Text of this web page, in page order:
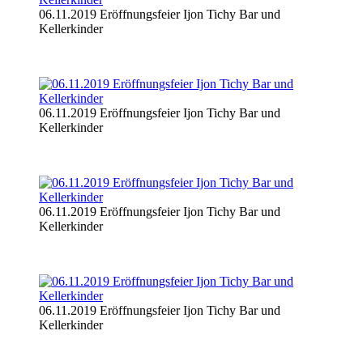
06.11.2019 Eröffnungsfeier Ijon Tichy Bar und
Kellerkinder
06.11.2019 Eröffnungsfeier Ijon Tichy Bar und
Kellerkinder
06.11.2019 Eröffnungsfeier Ijon Tichy Bar und
Kellerkinder
06.11.2019 Eröffnungsfeier Ijon Tichy Bar und
Kellerkinder